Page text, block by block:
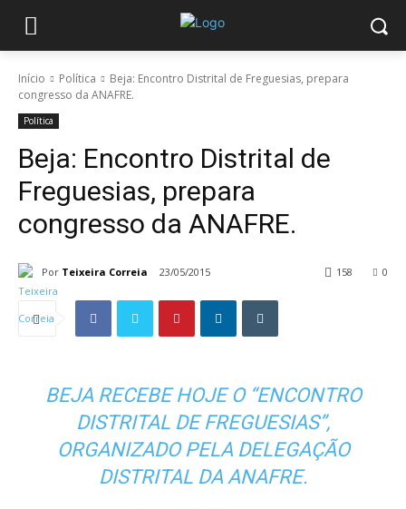
Início Política
Beja: Encontro Distrital de Freguesias, prepara
congresso da ANAFRE.
Política
Beja: Encontro Distrital de
Freguesias, prepara
congresso da ANAFRE.
Por Teixeira Correia 23/05/2015 0
158
BEJA RECEBE HOJE O “ENCONTRO
DISTRITAL DE FREGUESIAS”,
ORGANIZADO PELA DELEGAÇÃO
DISTRITAL DA ANAFRE.